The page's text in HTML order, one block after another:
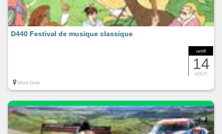
until
14
AOUT
D440 Festival de musique classique
Mont-Dore